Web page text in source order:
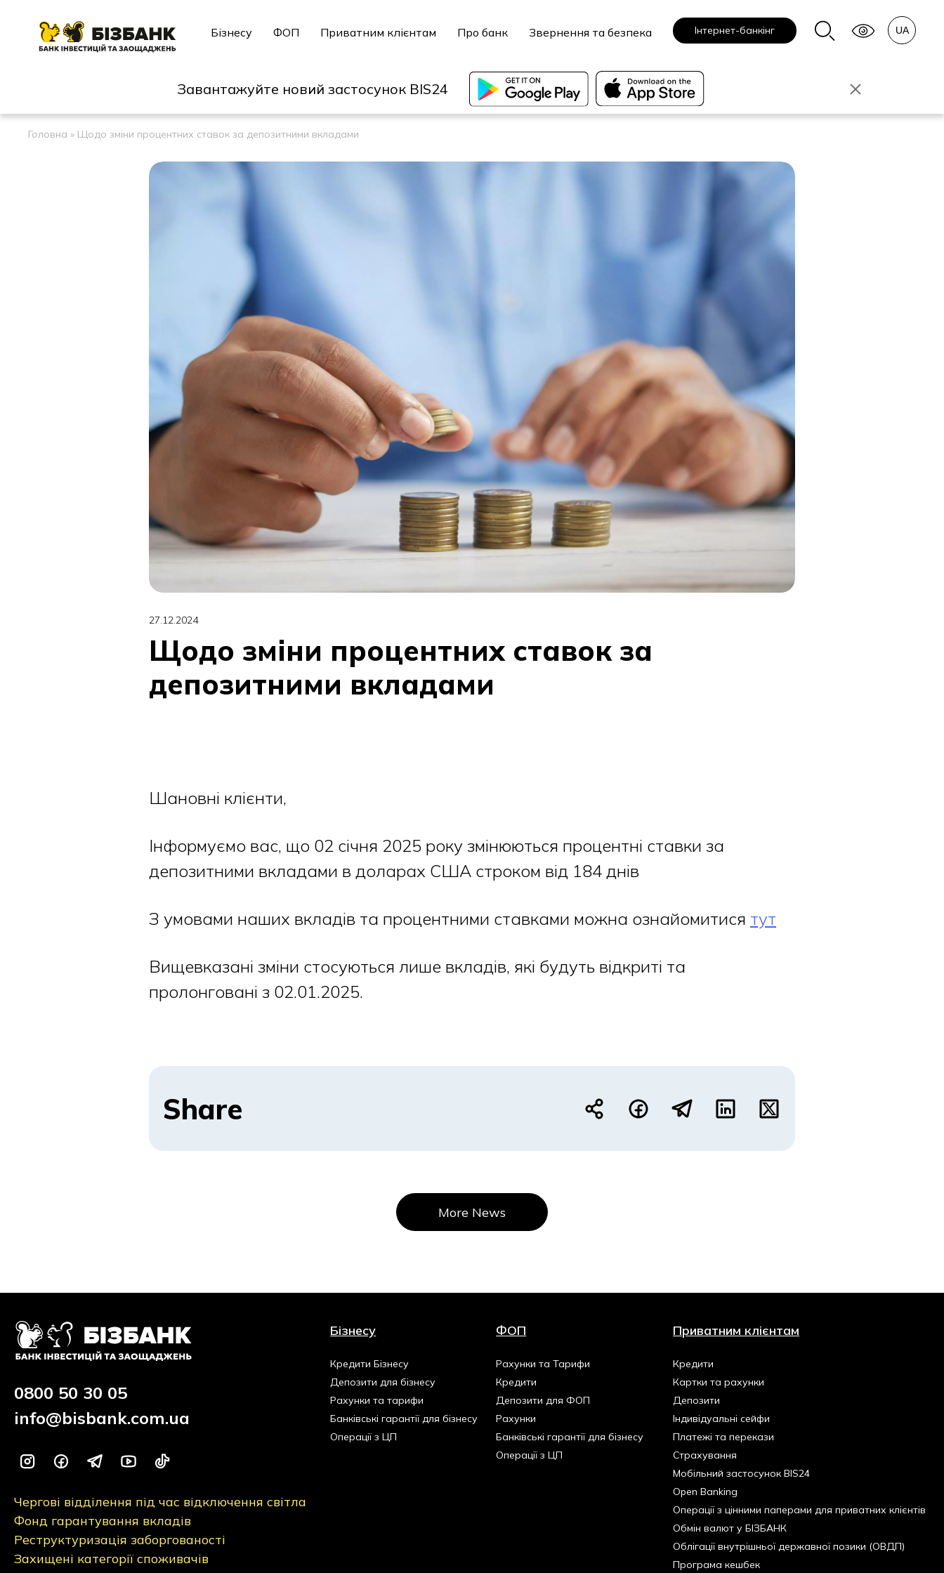
Бізнесу ФОП Приватним клієнтам Про банк Звернення та безпека Інтернет-банкінг
Завантажуйте новий застосунок BIS24
Головна » Щодо зміни процентних ставок за депозитними вкладами
27.12.2024
Щодо зміни процентних ставок за
депозитними вкладами
Шановні клієнти,
Інформуємо вас, що 02 січня 2025 року змінюються процентні ставки за
депозитними вкладами в доларах США строком від 184 днів
З умовами наших вкладів та процентними ставками можна ознайомитися тут
Вищевказані зміни стосуються лише вкладів, які будуть відкриті та
пролонговані з 02.01.2025.
Share
More News
Бізнесу
Кредити Бізнесу
Депозити для бізнесу
Рахунки та тарифи
Банківські гарантії для бізнесу
Операції з ЦП
ФОП
Рахунки та Тарифи
Кредити
Депозити для ФОП
Рахунки
Банківські гарантії для бізнесу
Операції з ЦП
Приватним клієнтам
Кредити
Картки та рахунки
Депозити
Індивідуальні сейфи
Платежі та перекази
Страхування
Мобільний застосунок BIS24
Open Banking
Операції з цінними паперами для приватних клієнтів
Обмін валют у БІЗБАНК
Облігації внутрішньої державної позики (ОВДП)
Програма кешбек
0800 50 30 05
info@bisbank.com.ua
Чергові відділення під час відключення світла
Фонд гарантування вкладів
Реструктуризація заборгованості
Захищені категорії споживачів